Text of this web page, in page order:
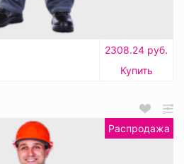
2308.24 руб.
Купить
Распродажа